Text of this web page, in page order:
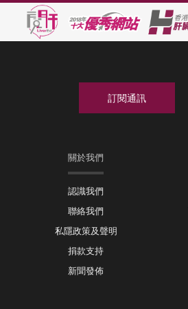
關於我們
認識我們
聯絡我們
私隱政策及聲明
捐款支持
新聞發佈